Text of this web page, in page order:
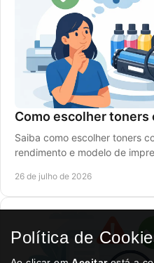
Como escolher
Saiba como escolher toners
rendimento e modelo de
26 de julho de 2026
Política de